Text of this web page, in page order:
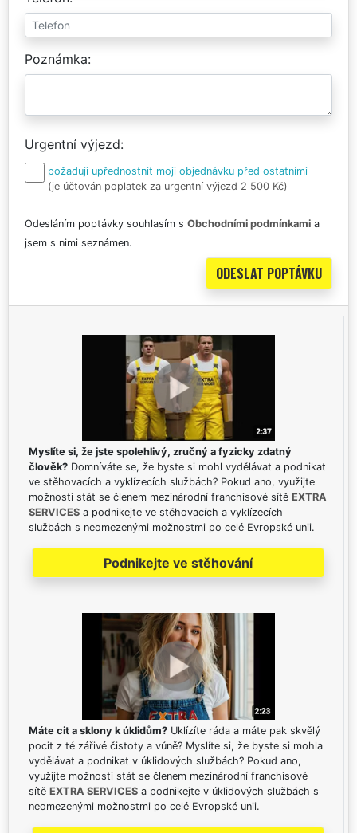
Poznámka
Urgentní výjezd
požaduji upřednostnit moji objednávku před ostatními
(je účtován poplatek za urgentní výjezd 2 500 Kč)
Odesláním poptávky souhlasím s Obchodními podmínkami a
jsem s nimi seznámen.
Myslíte si, že jste spolehlivý, zručný a fyzicky zdatný
člověk? Domníváte se, že byste si mohl vydělávat a podnikat
ve stěhovacích a vyklízecích službách? Pokud ano, využijte
možnosti stát se členem mezinárodní franchisové sítě EXTRA
SERVICES a podnikejte ve stěhovacích a vyklízecích
službách s neomezenými možnostmi po celé Evropské unii.
Podnikejte ve stěhování
Máte cit a sklony k úklidům? Uklízíte ráda a máte pak skvělý
pocit z té zářivé čistoty a vůně? Myslíte si, že byste si mohla
vydělávat a podnikat v úklidových službách? Pokud ano,
využijte možnosti stát se členem mezinárodní franchisové
sítě EXTRA SERVICES a podnikejte v úklidových službách s
neomezenými možnostmi po celé Evropské unii.